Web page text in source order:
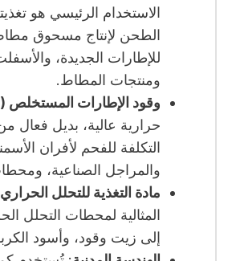
الاستخدام الرئيسي هو
الطحن لإنتاج مسحوق
للإطارات الجديدة،
ومنتجات المطاط.
وقود الإطارات المستخلص (TDF)
حرارية عالية، بديل فعال
التكلفة للفحم لأفران
والمراجل الصناعية،
مادة التغذية للتحلل الحراري
المثالية لمحطات التحلل
إلى زيت وقود، وأسود